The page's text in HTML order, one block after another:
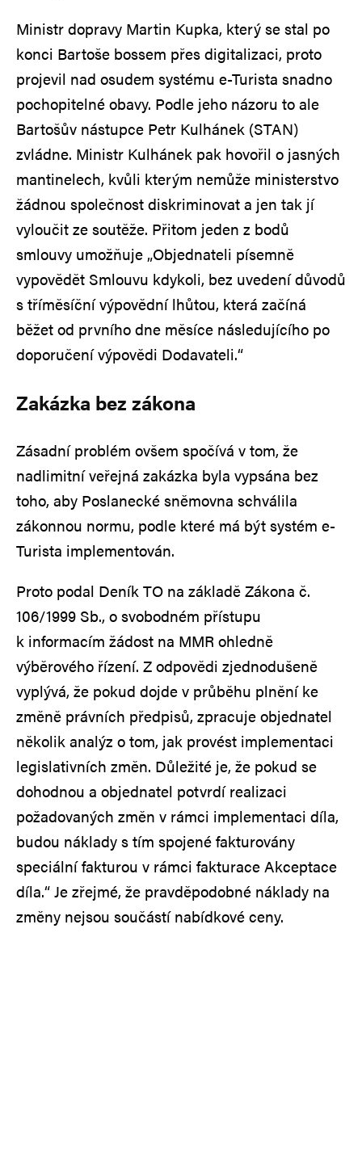
Ministr dopravy Martin Kupka, který se stal po
konci Bartoše bossem přes digitalizaci, proto
projevil nad osudem systému e-Turista snadno
pochopitelné obavy. Podle jeho názoru to ale
Bartošův nástupce Petr Kulhánek (STAN)
zvládne. Ministr Kulhánek pak hovořil o jasných
mantinelech, kvůli kterým nemůže ministerstvo
žádnou společnost diskriminovat a jen tak jí
vyloučit ze soutěže. Přitom jeden z bodů
smlouvy umožňuje „Objednateli písemně
vypovědět Smlouvu kdykoli, bez uvedení důvodů
s tříměsíční výpovědní lhůtou, která začíná
běžet od prvního dne měsíce následujícího po
doporučení výpovědi Dodavateli.“
Zakázka bez zákona
Zásadní problém ovšem spočívá v tom, že
nadlimitní veřejná zakázka byla vypsána bez
toho, aby Poslanecké sněmovna schválila
zákonnou normu, podle které má být systém e-
Turista implementován.
Proto podal Deník TO na základě Zákona č.
106/1999 Sb., o svobodném přístupu
k informacím žádost na MMR ohledně
výběrového řízení. Z odpovědi zjednodušeně
vyplývá, že pokud dojde v průběhu plnění ke
změně právních předpisů, zpracuje objednatel
několik analýz o tom, jak provést implementaci
legislativních změn. Důležité je, že pokud se
dohodnou a objednatel potvrdí realizaci
požadovaných změn v rámci implementaci díla,
budou náklady s tím spojené fakturovány
speciální fakturou v rámci fakturace Akceptace
díla.“ Je zřejmé, že pravděpodobné náklady na
změny nejsou součástí nabídkové ceny.